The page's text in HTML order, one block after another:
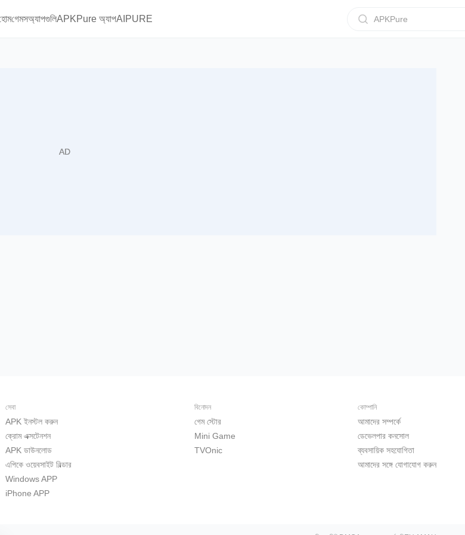
গেমসঅ্যাপগুলিAPKPure অ্যাপAIPURE APKPure
সেবা
APK ইনস্টল করুন
ক্রোম এক্সটেনশন
APK ডাউনলোড
এপিকে ওয়েবসাইট বিল্ডার
Windows APP
iPhone APP
বিনোদন
গেম স্টোর
Mini Game
TVOnic
কোম্পানি
আমাদের সম্পর্কে
ডেভেলপার কনসোল
ব্যবসায়িক সহযোগিতা
আমাদের সঙ্গে যোগাযোগ করুন